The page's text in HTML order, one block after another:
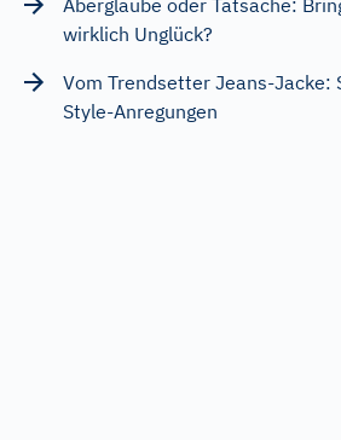
Aberglaube oder Tatsache:
wirklich Unglück?
Vom Trendsetter Jeans-Jacke:
Style-Anregungen